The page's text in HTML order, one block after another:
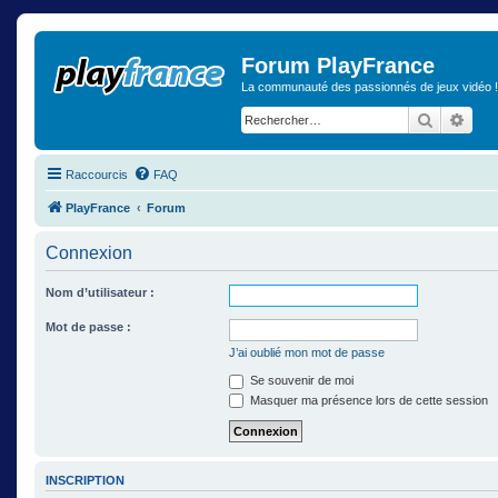
Forum PlayFrance
La communauté des passionnés de jeux vidéo !
Raccourcis FAQ
PlayFrance Forum
Connexion
Nom d’utilisateur :
Mot de passe :
J’ai oublié mon mot de passe
Se souvenir de moi
Masquer ma présence lors de cette session
INSCRIPTION